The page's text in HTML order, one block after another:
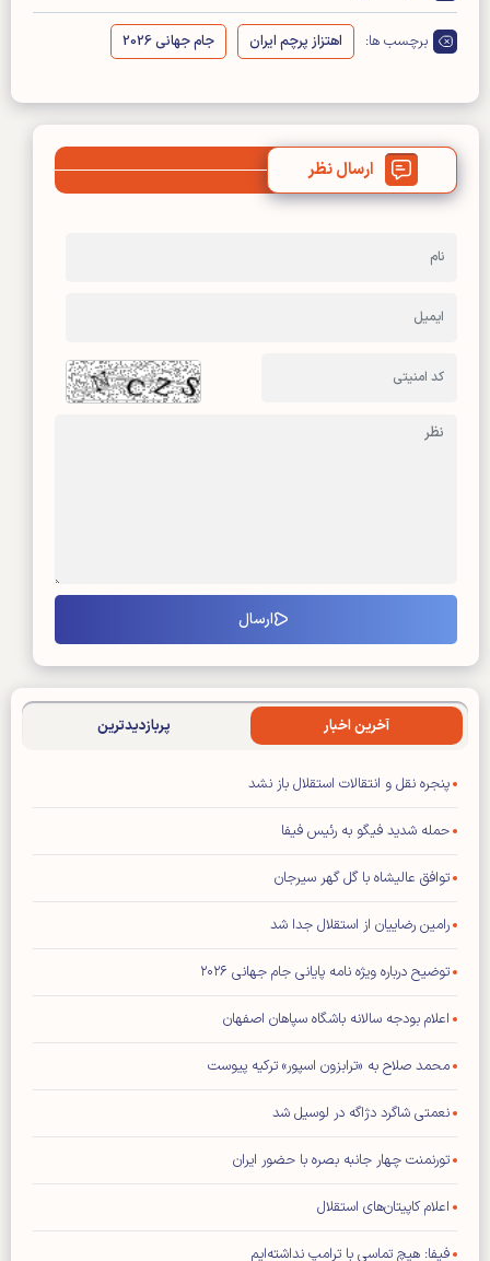
برچسب ها: اهتزاز پرچم ایران جام جهانی 2026
ارسال نظر
آخرین اخبار پربازدیدترین
پنجره نقل و انتقالات استقلال باز نشد
حمله شدید فیگو به رئیس فیفا
توافق عالیشاه با گل گهر سیرجان
رامین رضاییان از استقلال جدا شد
توضیح درباره ویژه نامه پایانی جام جهانی ۲۰۲۶
اعلام بودجه سالانه باشگاه سپاهان اصفهان
محمد صلاح به «ترابزون اسپور» ترکیه پیوست
نعمتی شاگرد دژاگه در لوسیل شد
تورنمنت چهار جانبه بصره با حضور ایران
اعلام کاپیتان‌های استقلال
فیفا: هیچ تماسی با ترامپ نداشته‌ایم